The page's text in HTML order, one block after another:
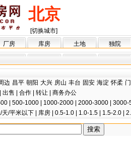
北京
[切换城市]
厂房 库房 土地 独院
边 昌平 朝阳 大兴 房山 丰台 固安 海淀 怀柔
出售 合作 转让
商务办公
500-1000 1000-2000 2000-3000
3000-
天/平米以下 库房 0.5-1.0 1.0-1.5 1.5-2.0